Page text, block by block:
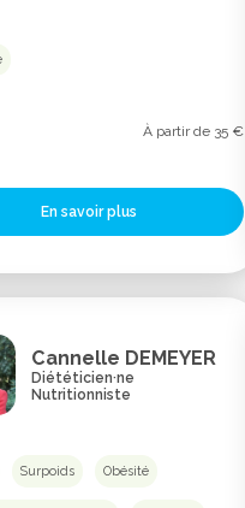
À partir de 35 €
En savoir plus
Cannelle DEMEYER
Diététicien·ne
Nutritionniste
Surpoids Obésité